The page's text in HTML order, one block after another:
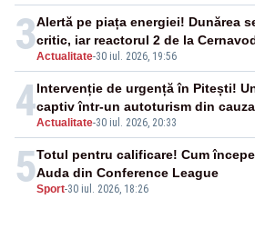
3Actualitate-30 iul. 2026, 19:56
Alertă pe piața energiei! Dunărea
critic, iar reactorul 2 de la
4Actualitate-30 iul. 2026, 20:33
Intervenție de urgență în Pitești!
captiv într-un autoturism din
5Sport-30 iul. 2026, 18:26
Totul pentru calificare! Cum
Auda din Conference League